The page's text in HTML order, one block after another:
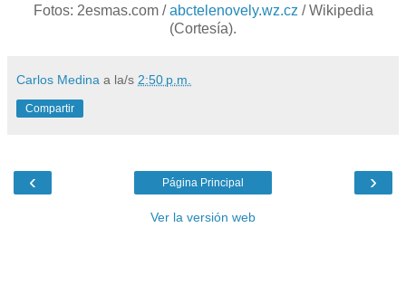
Fotos: 2esmas.com /abctelenovely.wz.cz / Wikipedia
(Cortesía).
Carlos Medina a la/s 2:50 p.m.
Compartir
‹ ›
Página Principal
Ver la versión web